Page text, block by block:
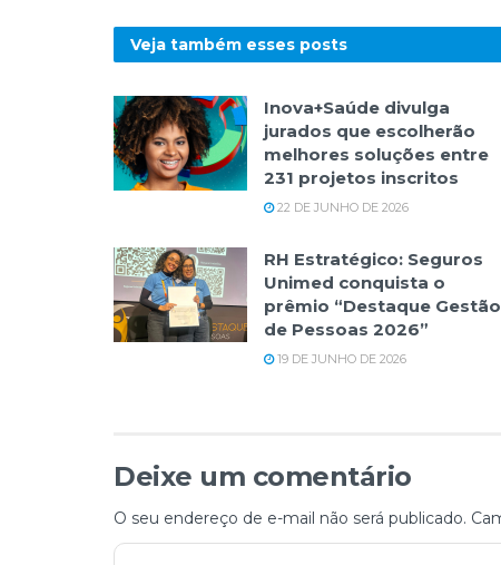
Veja também esses posts
Inova+Saúde divulga
jurados que escolherão
melhores soluções entre
231 projetos inscritos
22 DE JUNHO DE 2026
RH Estratégico: Seguros
Unimed conquista o
prêmio “Destaque Gestão
de Pessoas 2026”
19 DE JUNHO DE 2026
Deixe um comentário
O seu endereço de e-mail não será publicado.